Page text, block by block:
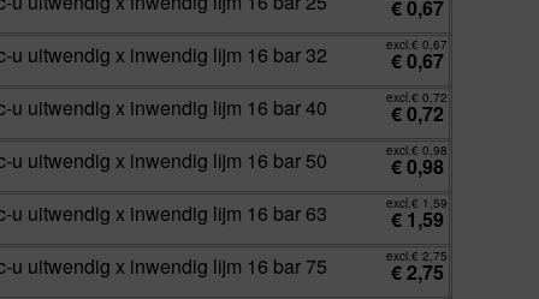
€0,67
u uitwendig x inwendig lijm 16 bar 32 excl.€ 0,67
€0,67
u uitwendig x inwendig lijm 16 bar 40 excl.€ 0,72
€0,72
u uitwendig x inwendig lijm 16 bar 50 excl.€ 0,98
€0,98
u uitwendig x inwendig lijm 16 bar 63 excl.€ 1,59
€ 1,59
u uitwendig x inwendig lijm 16 bar 75 excl.€ 2,75
€2,75